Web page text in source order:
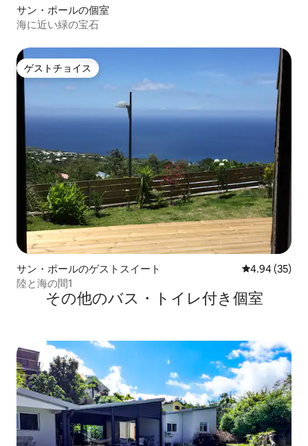
サン・ポールの個室
海に近い緑の宝石
ゲストチョイス
ゲストチョイス
サン・ポールのゲストスイート レビュー35
4.94 (35)
陸と海の間1
その他のバス・トイレ付き個室